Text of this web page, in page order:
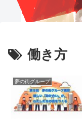
働き方
夢の街グループ